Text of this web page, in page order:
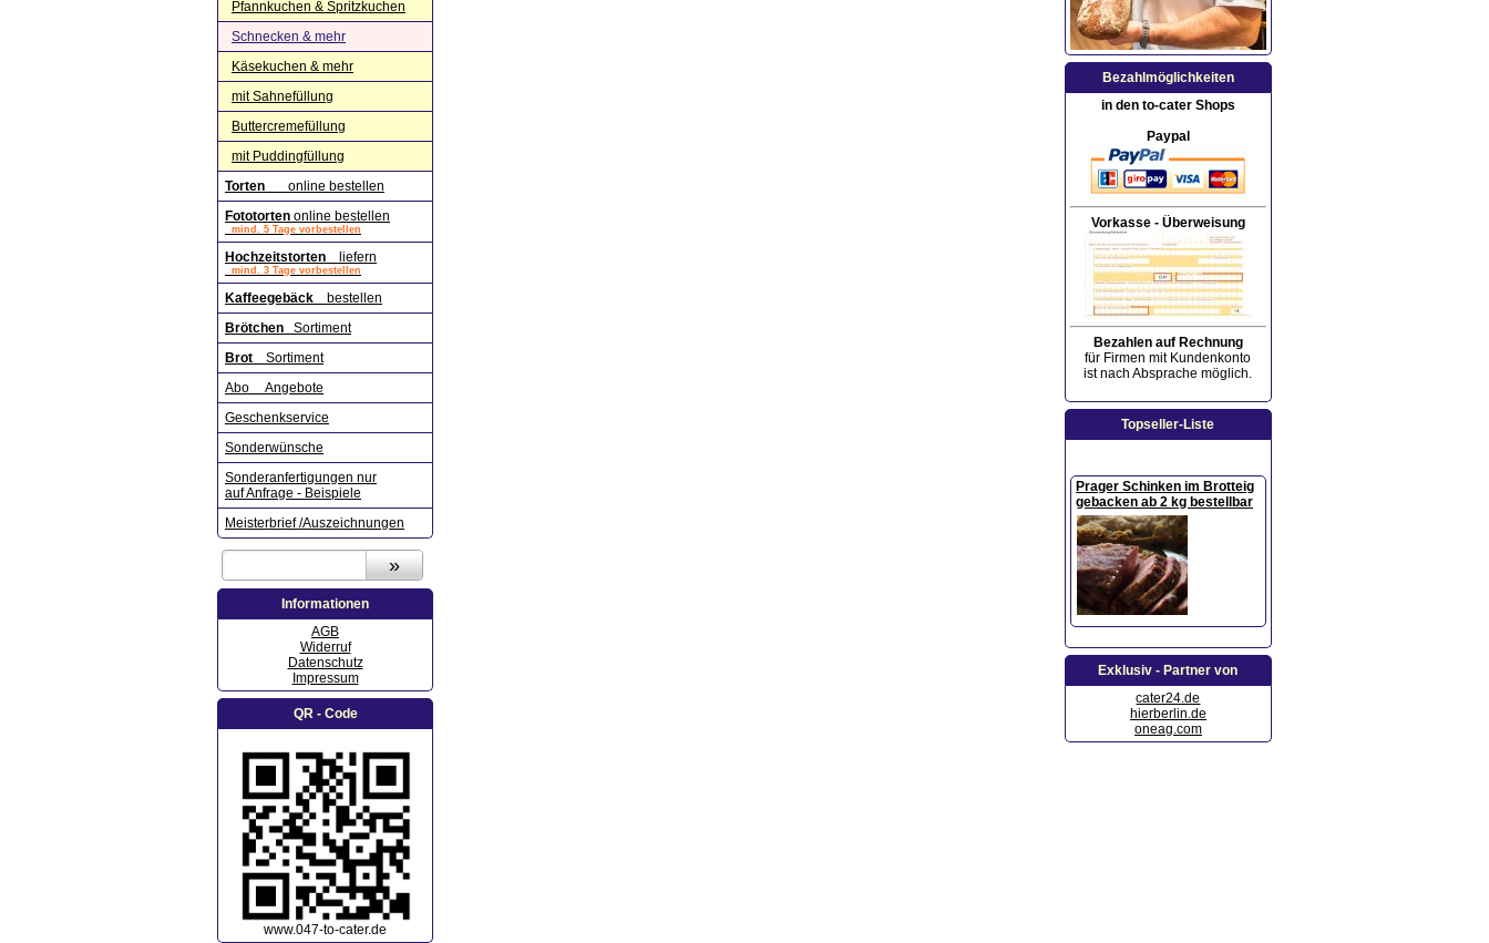
Pfannkuchen & Spritzkuchen
Schnecken & mehr
Käsekuchen & mehr
mit Sahnefüllung
Buttercremefüllung
mit Puddingfüllung
Torten online bestellen
Fototorten online bestellen
mind. 5 Tage vorbestellen
Hochzeitstorten liefern
mind. 3 Tage vorbestellen
Kaffeegebäck bestellen
Brötchen
Sortiment
Brot Sortiment
Abo Angebote
Geschenkservice
Sonderwünsche
Sonderanfertigungen nur
auf Anfrage - Beispiele
Meisterbrief /Auszeichnungen
Informationen
AGB
Widerruf
Datenschutz
Impressum
QR - Code
www.047-to-cater.de
Bezahlmöglichkeiten
in den to-cater Shops
Paypal
Vorkasse - Überweisung
Bezahlen auf Rechnung
für Firmen mit Kundenkonto
ist nach Absprache möglich.
Topseller-Liste
Prager Schinken im Brotteig
gebacken ab 2 kg bestellbar
Exklusiv - Partner von
cater24.de
hierberlin.de
oneag.com